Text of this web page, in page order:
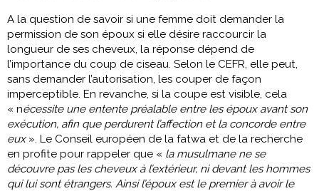
A la question de savoir si une femme doit demander la
permission de son époux si elle désire raccourcir la
longueur de ses cheveux, la réponse dépend de
l’importance du coup de ciseau. Selon le CEFR, elle peut,
sans demander l’autorisation, les couper de façon
imperceptible. En revanche, si la coupe est visible, cela
« nécessite une entente préalable entre les époux avant son
exécution, afin que perdurent l’affection et la concorde entre
eux ». Le Conseil européen de la fatwa et de la recherche
en profite pour rappeler que « la musulmane ne se
découvre pas les cheveux à l’extérieur, ni devant les hommes
qui lui sont étrangers. Ainsi l’époux est le premier à avoir le